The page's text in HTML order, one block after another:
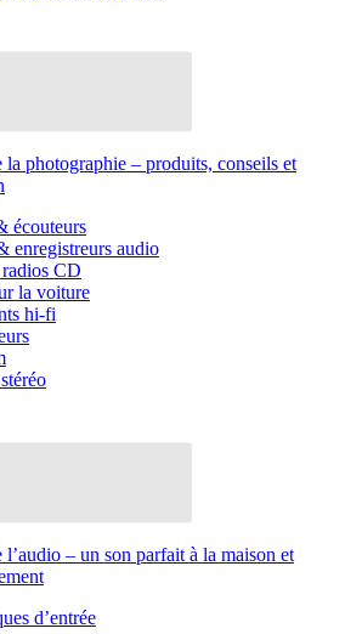
la photographie – produits, conseils et
écouteurs
enregistreurs audio
CD
la voiture
hi-fi
l’audio – un son parfait à la maison et
d’entrée